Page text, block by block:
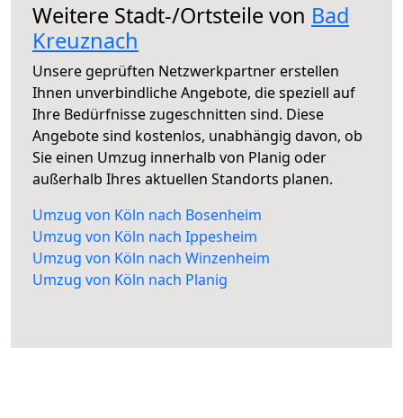
Weitere Stadt-/Ortsteile von Bad
Kreuznach
Unsere geprüften Netzwerkpartner erstellen
Ihnen unverbindliche Angebote, die speziell auf
Ihre Bedürfnisse zugeschnitten sind. Diese
Angebote sind kostenlos, unabhängig davon, ob
Sie einen Umzug innerhalb von Planig oder
außerhalb Ihres aktuellen Standorts planen.
Umzug von Köln nach Bosenheim
Umzug von Köln nach Ippesheim
Umzug von Köln nach Winzenheim
Umzug von Köln nach Planig